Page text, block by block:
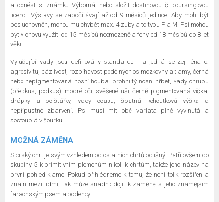
a odnést si známku Výborná, nebo složit dostihovou či coursingovou
licenci. Výstavy se započítávají až od 9 měsíců jedince. Aby mohl být
pes uchovněn, mohou mu chybět max. 4 zuby a to typu P a M. Psi mohou
být v chovu využiti od 15 měsíců neomezeně a feny od 18 měsíců do 8 let
věku.
Vylučující vady jsou definovány standardem a jedná se zejména o:
agresivitu, bázlivost, rozbíhavost podélných os mozkovny a tlamy, černá
nebo nepigmentovaná nosní houba, prohnutý nosní hřbet, vady chrupu
(předkus, podkus), modré oči, svěšené uši, černě pigmentovaná víčka,
drápky a polštářky, vady ocasu, špatná kohoutková výška a
nepřípustné zbarvení. Psi musí mít obě varlata plně vyvinutá a
sestouplá v šourku.
MOŽNÁ ZÁMĚNA
Sicilský chrt je svým vzhledem od ostatních chrtů odlišný. Patří ovšem do
skupiny 5 k primitivním plemenům nikoli k chrtům, takže jeho název na
první pohled klame. Pokud přihlédneme k tomu, že není tolik rozšířen a
znám mezi lidmi, tak může snadno dojít k záměně s jeho známějším
faraonským psem a podency.